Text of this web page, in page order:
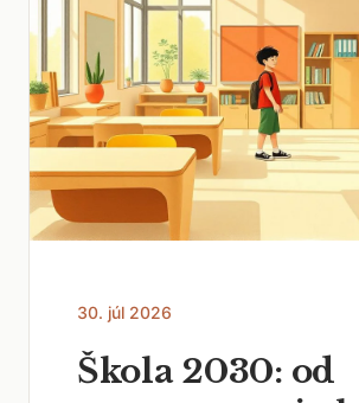
30. júl 2026
Škola 2030: od